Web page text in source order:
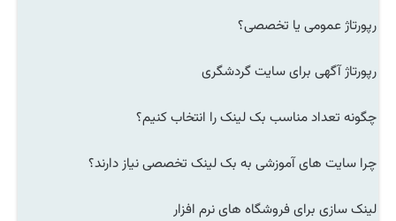
رپورتاژ عمومی یا تخصصی؟
رپورتاژ آگهی برای سایت گردشگری
چگونه تعداد مناسب بک لینک را انتخاب کنیم؟
چرا سایت های آموزشی به بک لینک تخصصی نیاز دارند؟
لینک سازی برای فروشگاه های نرم افزار